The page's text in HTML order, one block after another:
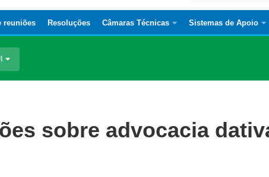
reuniões Resoluções Câmaras Técnicas Sistemas de Apoio
sobre advocacia